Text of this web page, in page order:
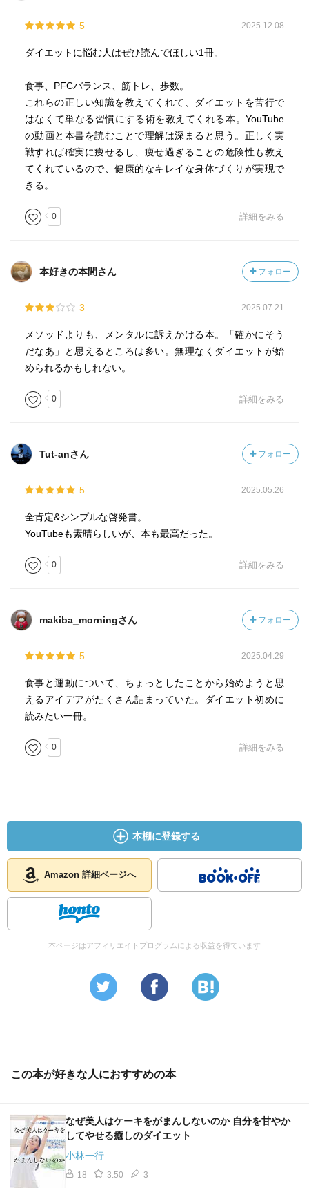
5 2025.12.08
ダイエットに悩む人はぜひ読んでほしい1冊。
食事、PFCバランス、筋トレ、歩数。
これらの正しい知識を教えてくれて、ダイエットを苦行で
はなくて単なる習慣にする術を教えてくれる本。YouTube
の動画と本書を読むことで理解は深まると思う。正しく実
戦すれば確実に痩せるし、痩せ過ぎることの危険性も教え
てくれているので、健康的なキレイな身体づくりが実現で
きる。
0 詳細をみる
本好きの本間さん フォロー
3 2025.07.21
メソッドよりも、メンタルに訴えかける本。「確かにそう
だなあ」と思えるところは多い。無理なくダイエットが始
められるかもしれない。
0 詳細をみる
Tut-anさん フォロー
5 2025.05.26
全肯定&シンプルな啓発書。
YouTubeも素晴らしいが、本も最高だった。
0 詳細をみる
makiba_morningさん フォロー
5 2025.04.29
食事と運動について、ちょっとしたことから始めようと思
えるアイデアがたくさん詰まっていた。ダイエット初めに
読みたい一冊。
0 詳細をみる
本棚に登録する
Amazon 詳細ページへ
本ページはアフィリエイトプログラムによる収益を得ています
この本が好きな人におすすめの本
なぜ美人はケーキをがまんしないのか 自分を甘やか
してやせる癒しのダイエット
小林一行
18 3.50 3